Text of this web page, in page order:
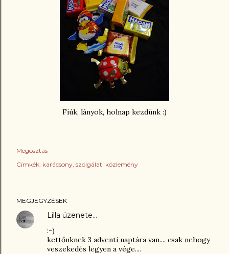
Fiúk, lányok, holnap kezdünk :)
Megosztás
Címkék: karácsony szolgálati közlemény
MEGJEGYZÉSEK
Lilla üzenete…
:-)
kettőnknek 3 adventi naptára van.... csak nehogy
veszekedés legyen a vége....